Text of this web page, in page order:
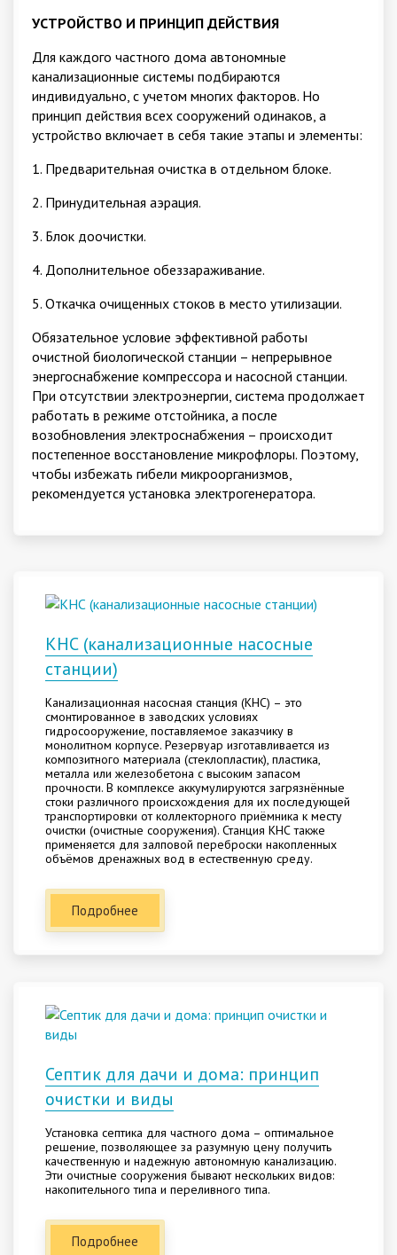
УСТРОЙСТВО И ПРИНЦИП ДЕЙСТВИЯ
Для каждого частного дома автономные
канализационные системы подбираются
индивидуально, с учетом многих факторов. Но
принцип действия всех сооружений одинаков, а
устройство включает в себя такие этапы и элементы:
1. Предварительная очистка в отдельном блоке.
2. Принудительная аэрация.
3. Блок доочистки.
4. Дополнительное обеззараживание.
5. Откачка очищенных стоков в место утилизации.
Обязательное условие эффективной работы
очистной биологической станции – непрерывное
энергоснабжение компрессора и насосной станции.
При отсутствии электроэнергии, система продолжает
работать в режиме отстойника, а после
возобновления электроснабжения – происходит
постепенное восстановление микрофлоры. Поэтому,
чтобы избежать гибели микроорганизмов,
рекомендуется установка электрогенератора.
КНС (канализационные насосные
станции)
Канализационная насосная станция (КНС) – это
смонтированное в заводских условиях
гидросооружение, поставляемое заказчику в
монолитном корпусе. Резервуар изготавливается из
композитного материала (стеклопластик), пластика,
металла или железобетона с высоким запасом
прочности. В комплексе аккумулируются загрязнённые
стоки различного происхождения для их последующей
транспортировки от коллекторного приёмника к месту
очистки (очистные сооружения). Станция КНС также
применяется для залповой переброски накопленных
объёмов дренажных вод в естественную среду.
Подробнее
Септик для дачи и дома: принцип
очистки и виды
Установка септика для частного дома – оптимальное
решение, позволяющее за разумную цену получить
качественную и надежную автономную канализацию.
Эти очистные сооружения бывают нескольких видов:
накопительного типа и переливного типа.
Подробнее